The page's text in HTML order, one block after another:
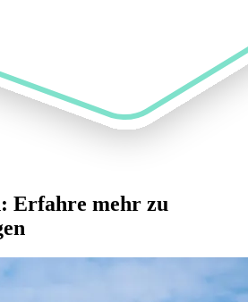
Erfahre mehr zu